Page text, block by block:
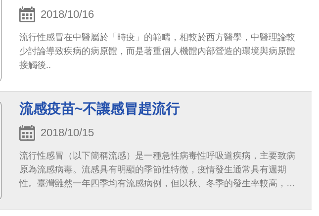
2018/10/16
流行性感冒在中醫屬於「時疫」的範疇，相較於西方醫學，中醫理論較
少討論導致疾病的病原體，而是著重個人機體內部營造的環境與病原體
接觸後..
流感疫苗~不讓感冒趕流行
2018/10/15
流行性感冒（以下簡稱流感）是一種急性病毒性呼吸道疾病，主要致病
原為流感病毒。流感具有明顯的季節性特徵，疫情發生通常具有週期
性。臺灣雖然一年四季均有流感病例，但以秋、冬季的發生率較高，流